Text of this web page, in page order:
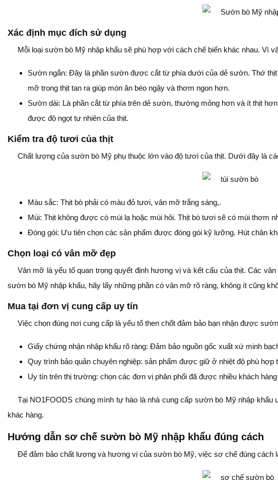
Xác định mục đích sử dụng
Mỗi loại sườn bò Mỹ nhập khẩu sẽ phù hợp với cách chế biến khác nhau. Vì
Sườn ngắn: Đây là phần sườn được cắt từ phía dưới của dẻ sườn. Thớ
mỡ trong thịt tan ra giúp món ăn béo ngậy và thơm ngon hơn.
Sườn dài: Là phần cắt từ phía trên dẻ sườn, thường mỏng hơn và ít thịt
được độ ngọt tự nhiên của thịt.
Kiểm tra độ tươi của thịt
Chất lượng của sườn bò Mỹ phụ thuộc lớn vào độ tươi của thịt. Dưới đây là
Màu sắc: Thịt bò phải có màu đỏ tươi, vân mỡ trắng sáng,.
Mùi: Thịt không được có mùi lạ hoặc mùi hôi. Thịt bò tươi sẽ có mùi thơm
Đóng gói: Ưu tiên chọn các sản phẩm được đóng gói kỹ lưỡng. Hút chân
Chọn loại có vân mỡ đẹp
Vân mỡ là yếu tố quan trọng quyết định hương vị và kết cấu của thịt. Các
sườn bò Mỹ nhập khẩu, hãy lấy những phần có vân mỡ rõ ràng, không ít cũng
Mua tại đơn vị cung cấp uy tín
Việc chọn đúng nơi cung cấp là yếu tố then chốt đảm bảo bạn nhận được
Giấy chứng nhận nhập khẩu rõ ràng: Đảm bảo nguồn gốc xuất xứ minh
Quy trình bảo quản chuyên nghiệp: sản phẩm được giữ ở nhiệt độ phù hợp
Uy tín trên thị trường: chọn các đơn vị phân phối đã được nhiều khách hàng
Tại NO1FOODS chúng mình tự hào là nhà cung cấp sườn bò Mỹ nhập
khác hàng.
Hướng dẫn sơ chế sườn bò Mỹ nhập khẩu đúng cách
Để đảm bảo chất lượng và hương vị của sườn bò Mỹ, việc sơ chế đúng cách